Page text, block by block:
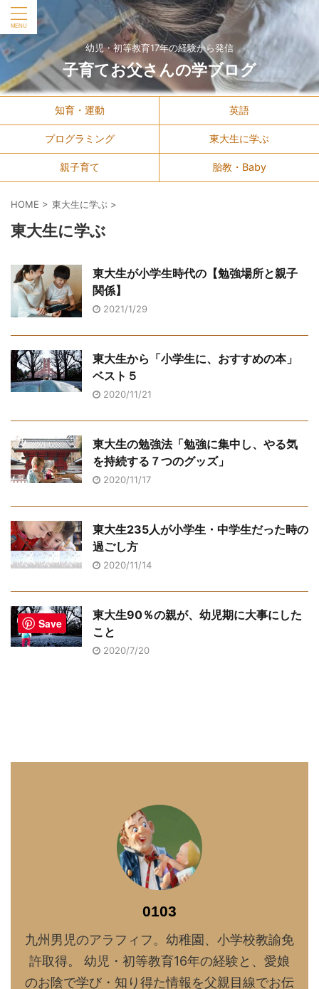
幼児・初等教育17年の経験から発信
子育てお父さんの学ブログ
知育・運動 英語
プログラミング 東大生に学ぶ
親子育て 胎教・Baby
HOME > 東大生に学ぶ >
東大生に学ぶ
東大生が小学生時代の【勉強場所と親子
関係】
2021/1/29
東大生から「小学生に、おすすめの本」
ベスト５
2020/11/21
東大生の勉強法「勉強に集中し、やる気
を持続する７つのグッズ」
2020/11/17
東大生235人が小学生・中学生だった時の
過ごし方
2020/11/14
東大生90％の親が、幼児期に大事にした
こと
2020/7/20
0103
九州男児のアラフィフ。幼稚園、小学校教諭免
許取得。 幼児・初等教育16年の経験と、愛娘
のお陰で学び・知り得た情報を父親目線でお伝
Save